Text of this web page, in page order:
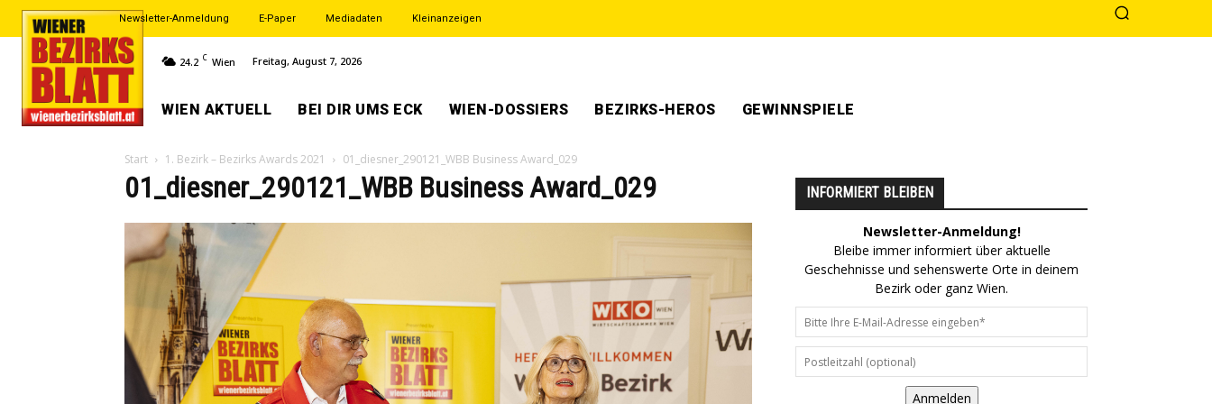
Newsletter-Anmeldung E-Paper Mediadaten Kleinanzeigen
24.2 C Wien Freitag, August 7, 2026
WIEN AKTUELL BEI DIR UMS ECK WIEN-DOSSIERS BEZIRKS-HEROS GEWINNSPIELE
Start 1. Bezirk – Bezirks Awards 2021 01_diesner_290121_WBB Business Award_029
01_diesner_290121_WBB Business Award_029 INFORMIERT BLEIBEN
Newsletter-Anmeldung!
Bleibe immer informiert über aktuelle
Geschehnisse und sehenswerte Orte in deinem
Bezirk oder ganz Wien.
Anmelden